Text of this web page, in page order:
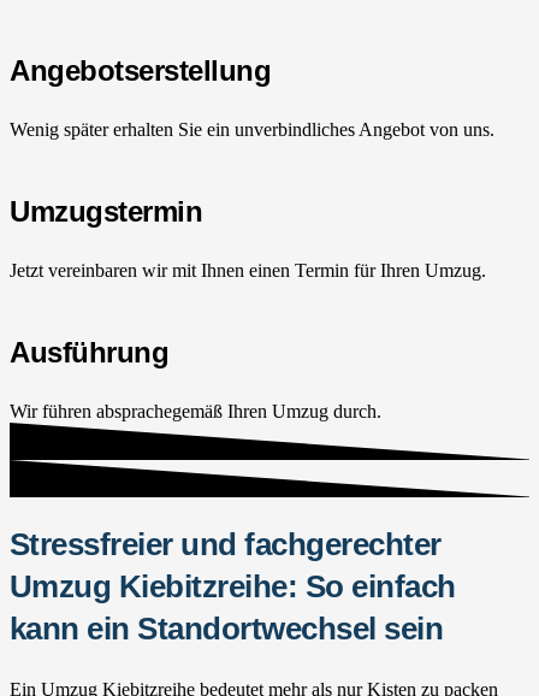
Angebotserstellung
Wenig später erhalten Sie ein unverbindliches Angebot von uns.
Umzugstermin
Jetzt vereinbaren wir mit Ihnen einen Termin für Ihren Umzug.
Ausführung
Wir führen absprachegemäß Ihren Umzug durch.
Stressfreier und fachgerechter
Umzug Kiebitzreihe: So einfach
kann ein Standortwechsel sein
Ein Umzug Kiebitzreihe bedeutet mehr als nur Kisten zu packen